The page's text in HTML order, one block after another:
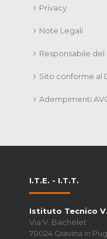
Privacy
Note Legali
Responsabile del
Sito conforme al
Adempimenti
I.T.E. - I.T.T.
Istituto Tecnico
Via V. Bachelet
70024 Gravina in